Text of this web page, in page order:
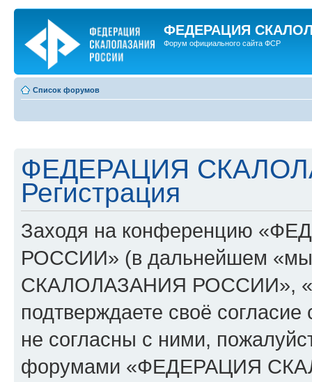
ФЕДЕРАЦИЯ
Форум официального сайта ФСР
Список форумов
ФЕДЕРАЦИЯ
Регистрация
Заходя на конференцию
РОССИИ» (в дальнейшем
СКАЛОЛАЗАНИЯ РОССИИ»,
подтверждаете своё
не согласны с ними,
форумами «ФЕДЕРАЦИЯ